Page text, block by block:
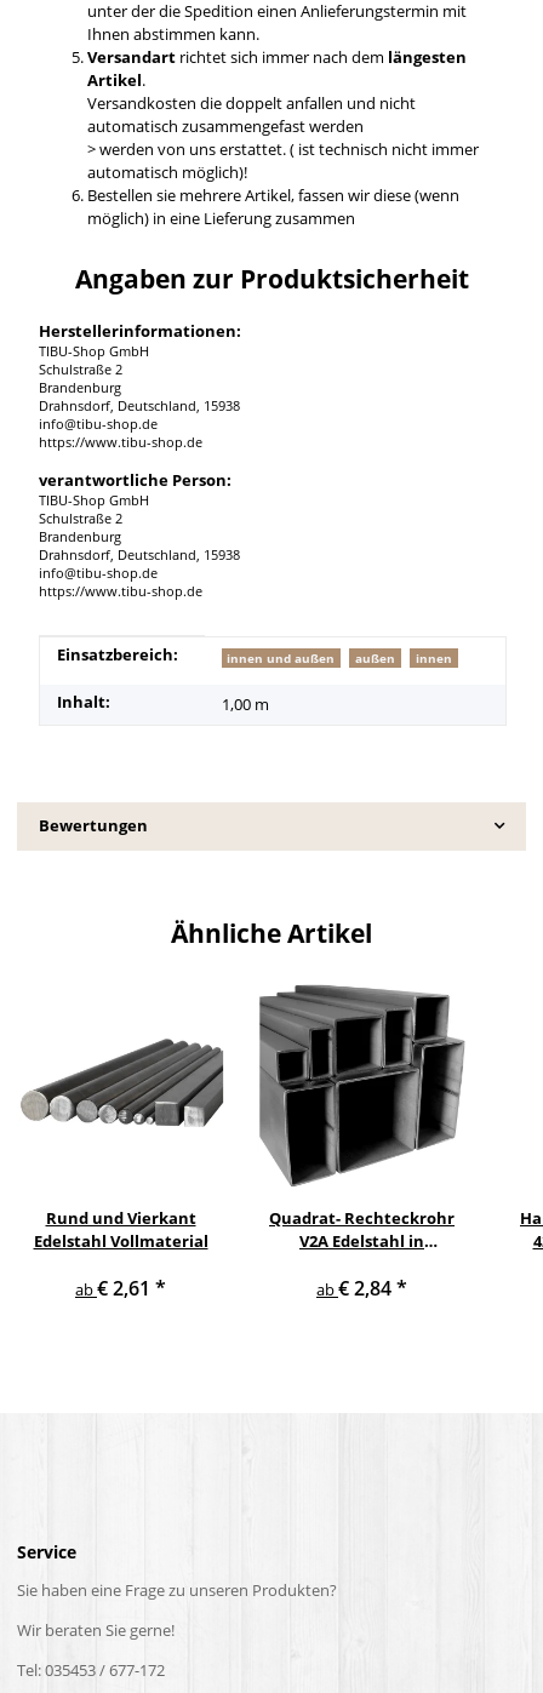
unter der die Spedition einen Anlieferungstermin mit
Ihnen abstimmen kann.
Versandartrichtet sich immer nach dem längesten
Artikel.
Versandkosten die doppelt anfallen und nicht
automatisch zusammengefast werden
> werden von uns erstattet. ( ist technisch nicht immer
automatisch möglich)!
Bestellen sie mehrere Artikel, fassen wir diese (wenn
möglich) in eine Lieferung zusammen
Angaben zur Produktsicherheit
Herstellerinformationen:
TIBU-Shop GmbH
Schulstraße 2
Brandenburg
Drahnsdorf, Deutschland, 15938
info@tibu-shop.de
https://www.tibu-shop.de
verantwortliche Person:
TIBU-Shop GmbH
Schulstraße 2
Brandenburg
Drahnsdorf, Deutschland, 15938
info@tibu-shop.de
https://www.tibu-shop.de
Produkteigenschaft
Wert
Einsatzbereich: innen und außen außen innen
Inhalt: 1,00 m
Bewertungen
Ähnliche Artikel
Rund und Vierkant
Edelstahl Vollmaterial
ab€ 2,61 *
Quadrat- Rechteckrohr
V2A Edelstahl in
Querschnitten und
ab€ 2,84*
Service
Sie haben eine Frage zu unseren Produkten?
Wir beraten Sie gerne!
Tel: 035453 / 677-172